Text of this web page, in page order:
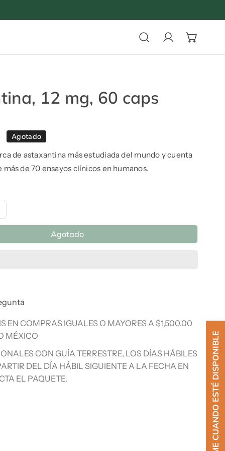
Iniciar sesión
12 mg, 60 caps
Agotado
de astaxantina más estudiada del mundo y cuenta
más de 70 ensayos clínicos en humanos.
de Astaxantina, 12 mg, 60 caps
la cantidad de Astaxantina, 12 mg, 60 caps
Agotado
EN COMPRAS IGUALES O MAYORES A $1,500.00
MÉXICO
CON GUÍA TERRESTRE, LOS DÍAS HÁBILES
DEL DÍA HÁBIL SIGUIENTE A LA FECHA EN
EL PAQUETE.
AVÍSAME CUANDO ESTÉ DISPONIBLE